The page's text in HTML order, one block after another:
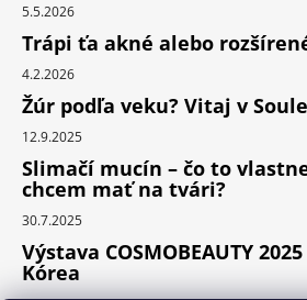
5.5.2026
Trápi ťa akné alebo
4.2.2026
Žúr podľa veku? Vitaj v
12.9.2025
Slimačí mucín – čo to
chcem mať na tvári?
30.7.2025
Výstava COSMOBEAUTY
Kórea